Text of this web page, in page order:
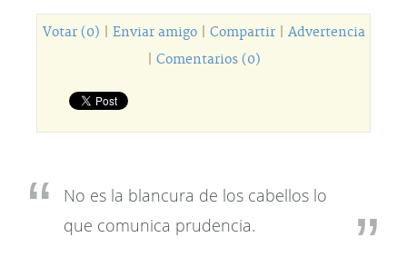
Votar (0) Enviar amigo| Compartir| Advertencia
Comentarios (0)
No es la blancura de los cabellos lo
que comunica prudencia.